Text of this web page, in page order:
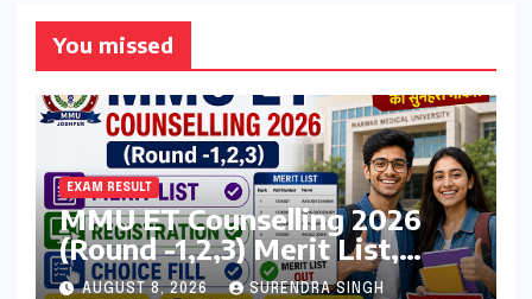
You missed
EXAM RESULT
MMU ET Counselling 2026
(Round -1,2,3) Merit List,
Registration, Choice Filling
AUGUST 8, 2026 SURENDRA SINGH